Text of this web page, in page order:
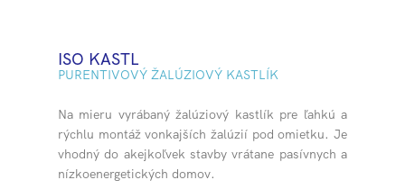
ISO KASTL
PURENTIVOVÝ ŽALÚZIOVÝ KASTLÍK
Na mieru vyrábaný žalúziový kastlík pre ľahkú a
rýchlu montáž vonkajších žalúzií pod omietku. Je
vhodný do akejkoľvek stavby vrátane pasívnych a
nízkoenergetických domov.